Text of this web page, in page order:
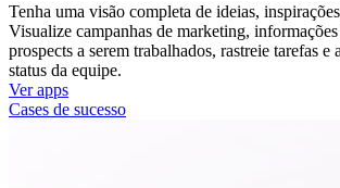
Tenha uma visão completa de ideias,
Visualize campanhas de marketing,
prospects a serem trabalhados, rastreie tarefas e
status da equipe.
Ver apps
Cases de sucesso